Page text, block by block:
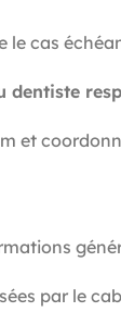
le cas
dentiste
et
par le